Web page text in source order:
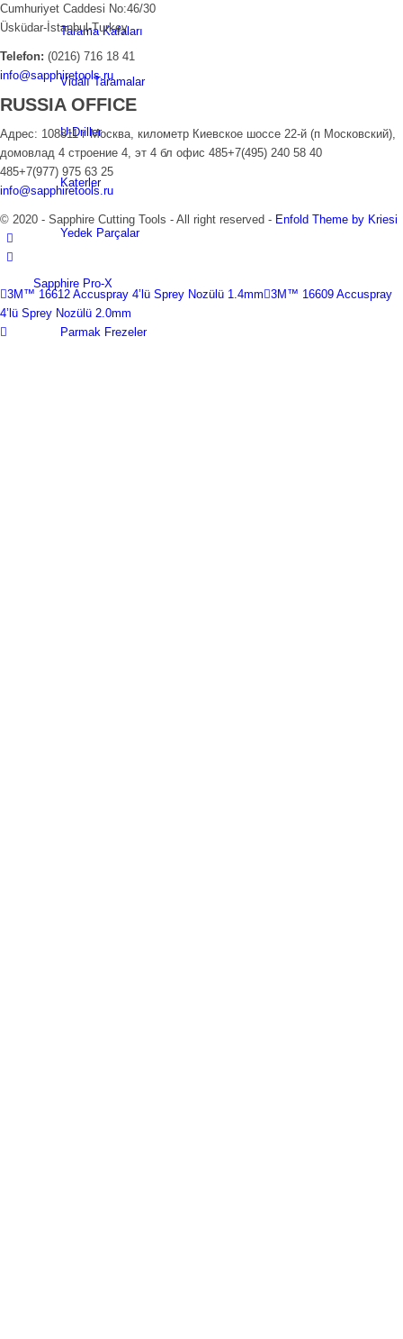
Tarama Kafaları
Vidalı Taramalar
U-Driller
Katerler
Yedek Parçalar
Sapphire Pro-X
Parmak Frezeler
Cumhuriyet Caddesi No:46/30
Üsküdar-İstanbul-Turkey
Telefon: (0216) 716 18 41
info@sapphiretools.ru
RUSSIA OFFICE
Адрес: 108811 г Москва, километр Киевское шоссе 22-й (п Московский),
домовлад 4 строение 4, эт 4 бл офис 485+7(495) 240 58 40
485+7(977) 975 63 25
info@sapphiretools.ru
© 2020 - Sapphire Cutting Tools - All right reserved - Enfold Theme by Kriesi
3M™ 16612 Accuspray 4’lü Sprey Nozülü 1.4mm 3M™ 16609 Accuspray
4’lü Sprey Nozülü 2.0mm